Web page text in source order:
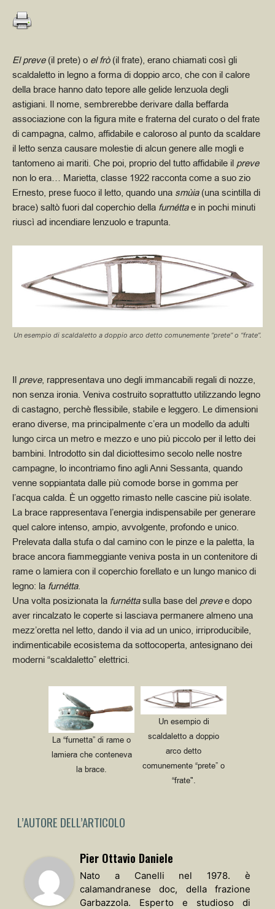
El preve(il prete) o el frò(il frate), erano chiamati così gli
scaldaletto in legno a forma di doppio arco, che con il calore
della brace hanno dato tepore alle gelide lenzuola degli
astigiani. Il nome, sembrerebbe derivare dalla beffarda
associazione con la figura mite e fraterna del curato o del frate
di campagna, calmo, affidabile e caloroso al punto da scaldare
il letto senza causare molestie di alcun genere alle mogli e
tantomeno ai mariti. Che poi, proprio del tutto affidabile il preve
non lo era… Marietta, classe 1922 racconta come a suo zio
Ernesto, prese fuoco il letto, quando una smùia(una scintilla di
brace) saltò fuori dal coperchio della furnéttae in pochi minuti
riuscì ad incendiare lenzuolo e trapunta.
Un esempio di scaldaletto a doppio arco detto comunemente “prete” o “frate”.
Il preve, rappresentava uno degli immancabili regali di nozze,
non senza ironia. Veniva costruito soprattutto utilizzando legno
di castagno, perchè flessibile, stabile e leggero. Le dimensioni
erano diverse, ma principalmente c’era un modello da adulti
lungo circa un metro e mezzo e uno più piccolo per il letto dei
bambini. Introdotto sin dal diciottesimo secolo nelle nostre
campagne, lo incontriamo fino agli Anni Sessanta, quando
venne soppiantata dalle più comode borse in gomma per
l’acqua calda. È un oggetto rimasto nelle cascine più isolate.
La brace rappresentava l’energia indispensabile per generare
quel calore intenso, ampio, avvolgente, profondo e unico.
Prelevata dalla stufa o dal camino con le pinze e la paletta, la
brace ancora fiammeggiante veniva posta in un contenitore di
rame o lamiera con il coperchio forellato e un lungo manico di
legno: la furnétta.
Una volta posizionata la furnéttasulla base del prevee dopo
aver rincalzato le coperte si lasciava permanere almeno una
mezz’oretta nel letto, dando il via ad un unico, irriproducibile,
indimenticabile ecosistema da sottocoperta, antesignano dei
moderni “scaldaletto” elettrici.
La “furnetta” di rame o
lamiera che conteneva
la brace.
Un esempio di
scaldaletto a doppio
arco detto
comunemente “prete” o
“frate".
L’AUTORE DELL’ARTICOLO
Pier Ottavio Daniele
Nato a Canelli nel 1978. è
calamandranese doc, della frazione
Garbazzola. Esperto e studioso di